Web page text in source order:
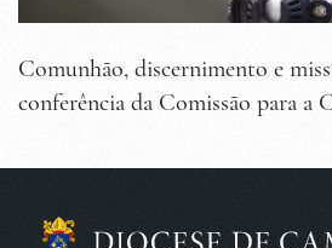
Comunhão, discernimento e
conferência da Comissão para a